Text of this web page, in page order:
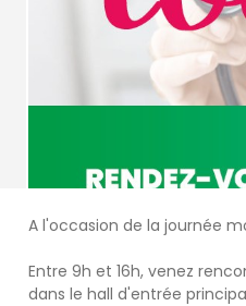
A l'occasion de la journée
Entre 9h et 16h, venez
dans le hall d'entrée